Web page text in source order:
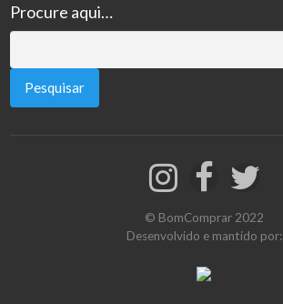
Procure aqui…
por:
© BomComprar 2022
Desenvolvido e mantido por: